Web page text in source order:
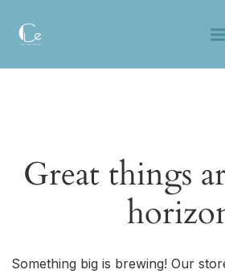
Great things
Something big is brewing! Our